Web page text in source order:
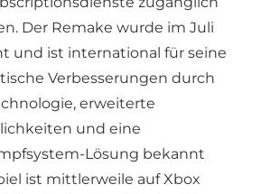
Der Remake wurde im Juli
und ist international für seine
Verbesserungen durch
erweiterte
und eine
Lösung bekannt
ist mittlerweile auf Xbox